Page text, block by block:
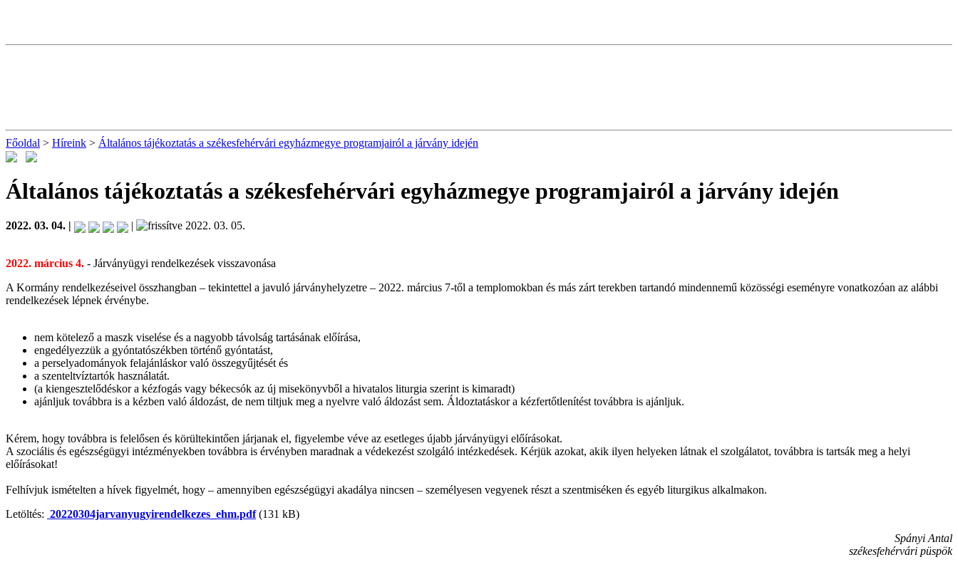
Főoldal > Híreink > Általános tájékoztatás a székesfehérvári egyházmegye programjairól a járvány idején
Általános tájékoztatás a székesfehérvári egyházmegye programjairól a járvány idején
2022. 03. 04. | | 2022. 03. 05.
2022. március 4. - Járványügyi rendelkezések visszavonása
A Kormány rendelkezéseivel összhangban – tekintettel a javuló járványhelyzetre – 2022. március 7-től a templomokban és más zárt terekben tartandó mindennemű közösségi eseményre vonatkozóan az alábbi
rendelkezések lépnek érvénybe.
nem kötelező a maszk viselése és a nagyobb távolság tartásának előírása,
engedélyezzük a gyóntatószékben történő gyóntatást,
a perselyadományok felajánláskor való összegyűjtését és
a szenteltvíztartók használatát.
(a kiengesztelődéskor a kézfogás vagy békecsók az új misekönyvből a hivatalos liturgia szerint is kimaradt)
ajánljuk továbbra is a kézben való áldozást, de nem tiltjuk meg a nyelvre való áldozást sem. Áldoztatáskor a kézfertőtlenítést továbbra is ajánljuk.
Kérem, hogy továbbra is felelősen és körültekintően járjanak el, figyelembe véve az esetleges újabb járványügyi előírásokat.
A szociális és egészségügyi intézményekben továbbra is érvényben maradnak a védekezést szolgáló intézkedések. Kérjük azokat, akik ilyen helyeken látnak el szolgálatot, továbbra is tartsák meg a helyi
előírásokat!
Felhívjuk ismételten a hívek figyelmét, hogy – amennyiben egészségügyi akadálya nincsen – személyesen vegyenek részt a szentmiséken és egyéb liturgikus alkalmakon.
Letöltés: 20220304jarvanyugyirendelkezes_ehm.pdf(131 kB)
Spányi Antal
székesfehérvári püspök